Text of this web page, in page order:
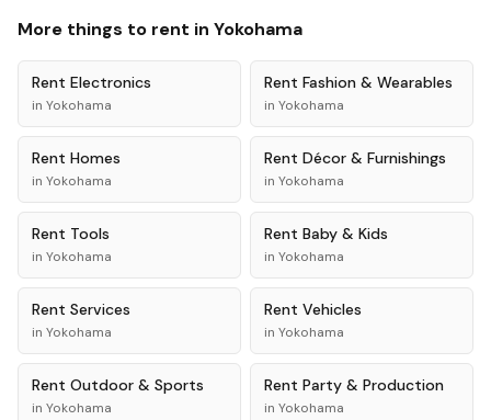
More things to rent in Yokohama
Rent Electronics
in Yokohama
Rent Fashion & Wearables
in Yokohama
Rent Homes
in Yokohama
Rent Décor & Furnishings
in Yokohama
Rent Tools
in Yokohama
Rent Baby & Kids
in Yokohama
Rent Services
in Yokohama
Rent Vehicles
in Yokohama
Rent Outdoor & Sports
in Yokohama
Rent Party & Production
in Yokohama